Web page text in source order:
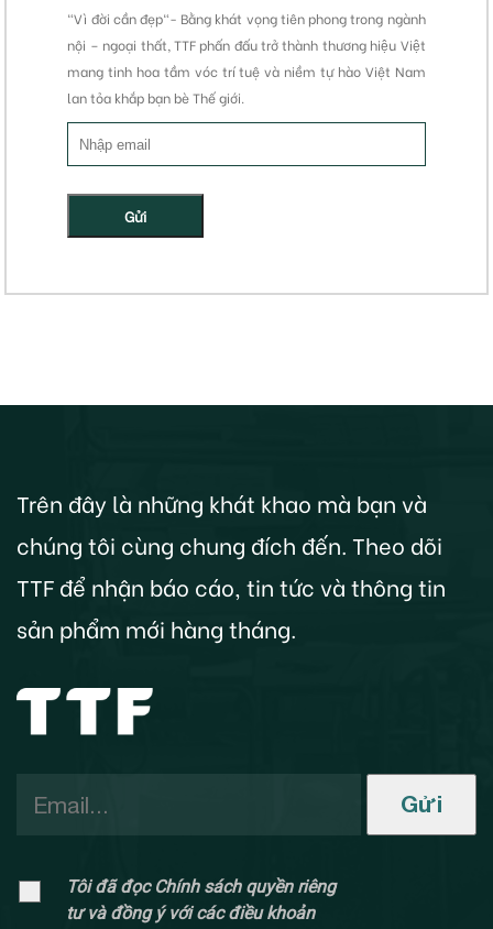
"Vì đời cần đẹp"- Bằng khát vọng tiên phong trong ngành
nội – ngoại thất, TTF phấn đấu trở thành thương hiệu Việt
mang tinh hoa tầm vóc trí tuệ và niềm tự hào Việt Nam
lan tỏa khắp bạn bè Thế giới.
Gửi
Trên đây là những khát khao mà bạn và
chúng tôi cùng chung đích đến. Theo dõi
TTF để nhận báo cáo, tin tức và thông tin
sản phẩm mới hàng tháng.
Tôi đã đọc Chính sách quyền riêng
tư và đồng ý với các điều khoản
Gửi